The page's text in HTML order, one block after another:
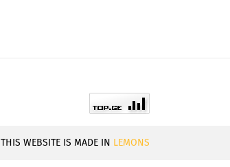
THIS WEBSITE IS MADE IN LEMONS